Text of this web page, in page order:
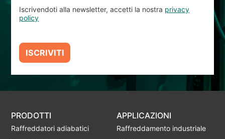
Iscrivendoti alla newsletter, accetti la nostra privacy
policy
ISCRIVITI
PRODOTTI
Raffreddatori adiabatici
APPLICAZIONI
Raffreddamento industriale